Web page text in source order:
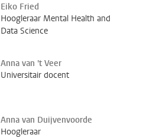
Eiko Fried
Hoogleraar Mental Health and
Data Science
Anna van 't Veer
Universitair docent
Anna van Duijvenvoorde
Hoogleraar